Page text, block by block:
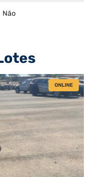
Não
ONLINE